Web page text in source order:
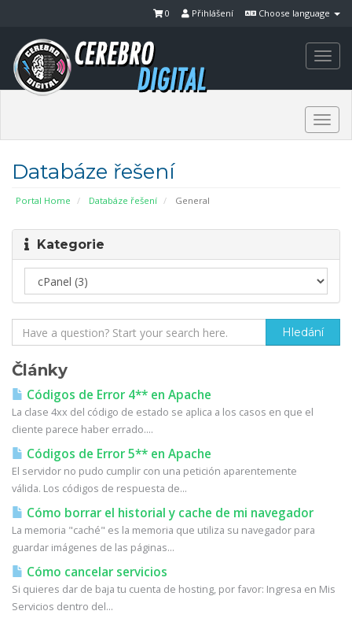
Choose language
Přihlášení
0
Databáze řešení
Portal Home Databáze řešení General
Kategorie
Články
Códigos de Error 4** en Apache
La clase 4xx del código de estado se aplica a los casos en que el
cliente parece haber errado....
Códigos de Error 5** en Apache
El servidor no pudo cumplir con una petición aparentemente
válida. Los códigos de respuesta de...
Cómo borrar el historial y cache de mi navegador
La memoria "caché" es la memoria que utiliza su navegador para
guardar imágenes de las páginas...
Cómo cancelar servicios
Si quieres dar de baja tu cuenta de hosting, por favor: Ingresa en Mis
Servicios dentro del...